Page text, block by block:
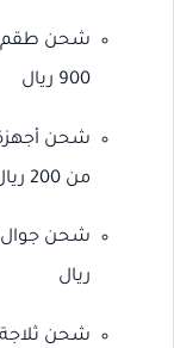
شحن طقم
900 ريال
شحن أجهزة
من 200 ريال حسب نوع الجهاز
ريال